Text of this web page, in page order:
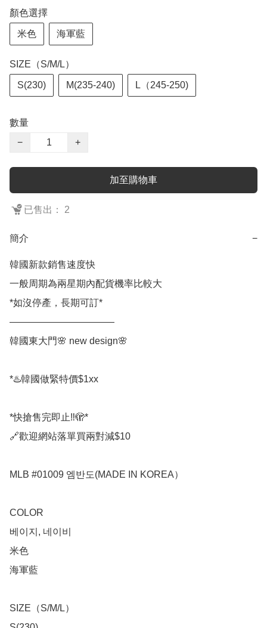
顏色選擇
米色 海軍藍
SIZE（S/M/L）
S(230) M(235-240) L（245-250)
數量
−
+
加至購物車
已售出： 2
簡介 −
韓國新款銷售速度快
一般周期為兩星期內配貨機率比較大
*如沒停產，長期可訂*
———————————
韓國東大門🌸 new design🌸
*♨️韓國做緊特價$1xx
*快搶售完即止‼️🫣*
🔗歡迎網站落單買兩對減$10
MLB #01009 엠반도(MADE IN KOREA）
COLOR
베이지, 네이비
米色
海軍藍
SIZE（S/M/L）